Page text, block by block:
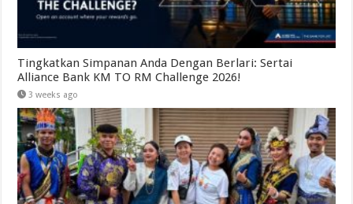
Tingkatkan Simpanan Anda Dengan Berlari: Sertai
Alliance Bank KM TO RM Challenge 2026!
3 weeks ago